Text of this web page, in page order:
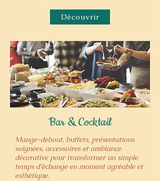
Découvrir
Bar & Cocktail
Mange-debout, buffets, présentations
soignées, accessoires et ambiance
décorative pour transformer un simple
temps d’échange en moment agréable et
esthétique.